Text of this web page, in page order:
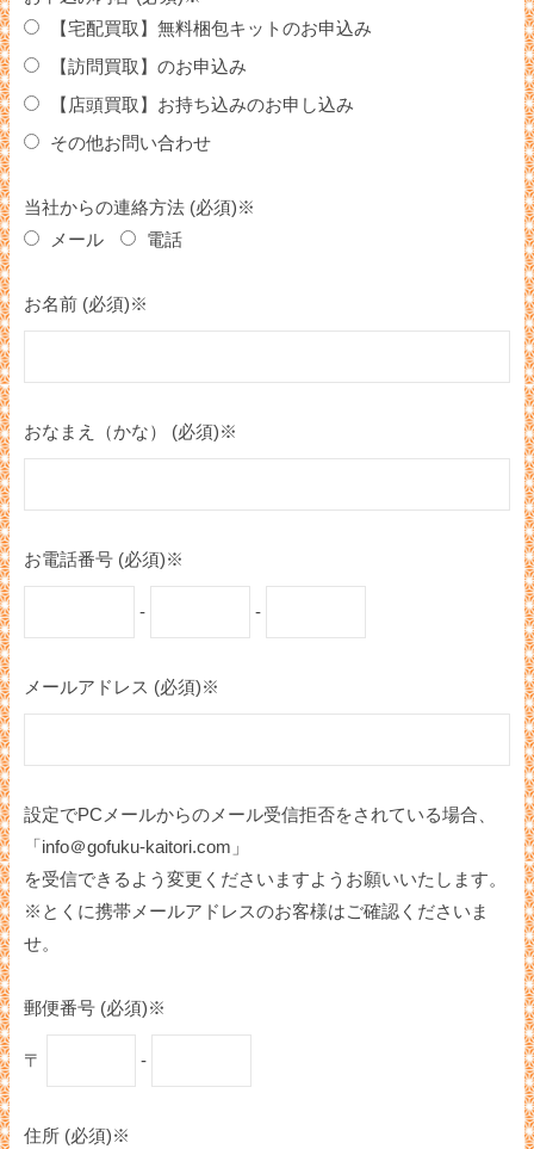
【宅配買取】無料梱包キットのお申込み
【訪問買取】のお申込み
【店頭買取】お持ち込みのお申し込み
その他お問い合わせ
当社からの連絡方法 (必須)※
メール
電話
お名前 (必須)※
おなまえ（かな） (必須)※
お電話番号 (必須)※
- -
メールアドレス (必須)※
設定でPCメールからのメール受信拒否をされている場合、
「info＠gofuku-kaitori.com」
を受信できるよう変更くださいますようお願いいたします。
※とくに携帯メールアドレスのお客様はご確認くださいま
せ。
郵便番号 (必須)※
〒 -
住所 (必須)※